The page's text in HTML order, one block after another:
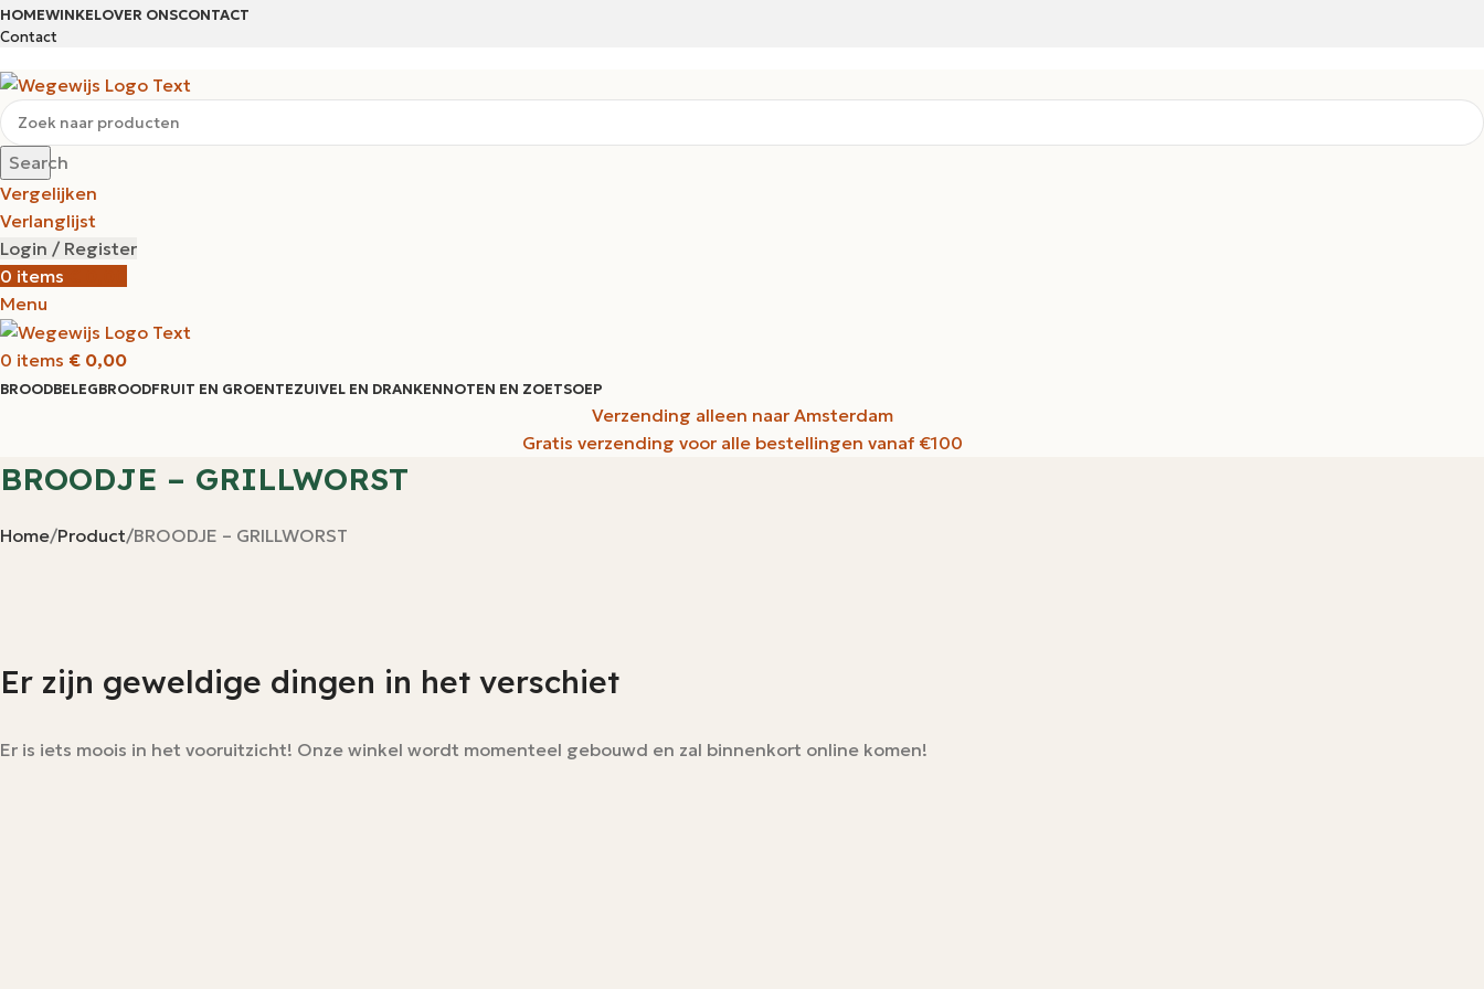
HOMEWINKELOVER ONSCONTACT
Contact
Search
Vergelijken
Verlanglijst
Login / Register
0 items
Menu
0 items € 0,00
BROODBELEGBROODFRUIT EN GROENTEZUIVEL EN DRANKENNOTEN EN ZOETSOEP
Verzending alleen naar Amsterdam
Gratis verzending voor alle bestellingen vanaf €100
BROODJE – GRILLWORST
Home Product BROODJE – GRILLWORST
Er zijn geweldige dingen in het verschiet
Er is iets moois in het vooruitzicht! Onze winkel wordt momenteel gebouwd en zal binnenkort online komen!